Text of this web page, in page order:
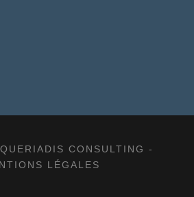
CONSULTING -
LÉGALES